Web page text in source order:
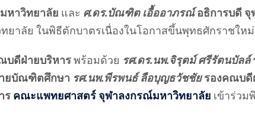
หาวิทยาลัย และ ศ.ดร.บัณฑิต เอื้ออาภรณ์อธิการบดี จุ
าลัย ในพิธีตักบาตรเนื่องในโอกาสขึ้นพุทธศักราชใหม่
บดีฝ่ายบริหารพร้อมด้วย รศ.ดร.นพ.จิรุตม์ ศรีรัตนบัลล์
ยบัณฑิตศึกษา รศ.นพ.พีรพนธ์ ลือบุญธวัชชัยรองคณบดี
ร คณะแพทยศาสตร์ จุฬาลงกรณ์มหาวิทยาลัย เข้าร่วม